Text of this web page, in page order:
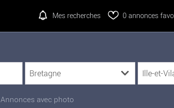
Mes recherches 0annonces
Annonces avec photo